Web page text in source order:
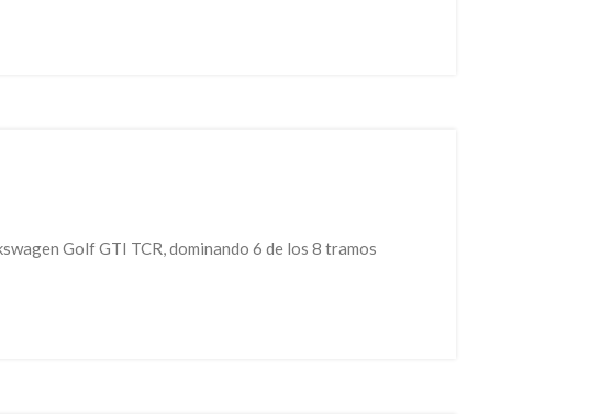
Golf GTI TCR, dominando 6 de los 8 tramos